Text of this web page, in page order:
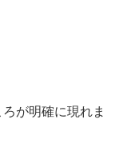
が明確に現れま